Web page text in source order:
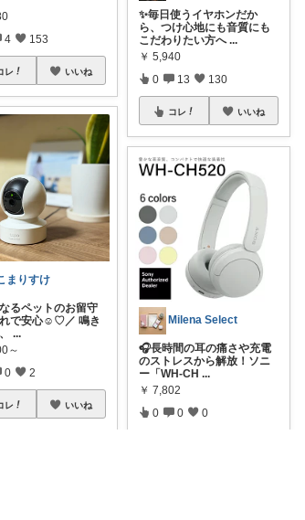
4 153
レ いいね
まりすけ
るペットのお留守
で安心☺️♡／ 鳴き
...
～
0 2
レ いいね
✨毎日使うイヤホンだか
ら、つけ心地にも音質にも
こだわりたい方へ ...
￥ 5,940
0 13 130
コレ いいね
Milena Select
🎧長時間の耳の痛さや充電
のストレスから解放！ソニ
ー「WH-CH ...
￥ 7,802
0 0 0